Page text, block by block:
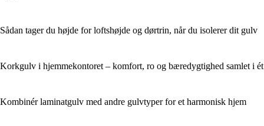
Sådan tager du højde for loftshøjde og dørtrin, når du isolerer dit gulv
Korkgulv i hjemmekontoret – komfort, ro og bæredygtighed samlet i ét
Kombinér laminatgulv med andre gulvtyper for et harmonisk hjem